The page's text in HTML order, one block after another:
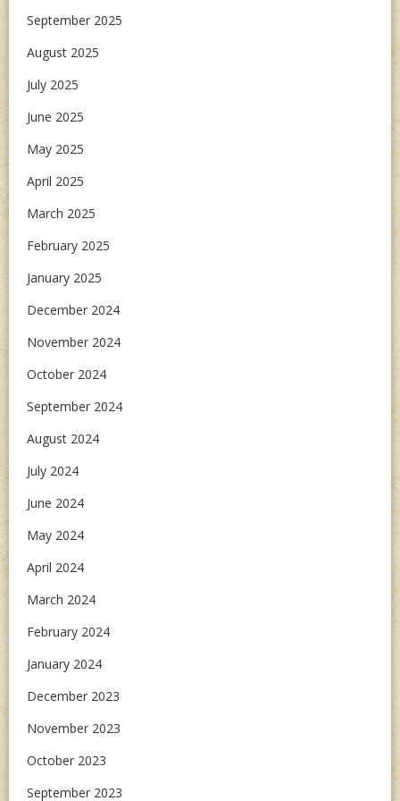
September 2025
August 2025
July 2025
June 2025
May 2025
April 2025
March 2025
February 2025
January 2025
December 2024
November 2024
October 2024
September 2024
August 2024
July 2024
June 2024
May 2024
April 2024
March 2024
February 2024
January 2024
December 2023
November 2023
October 2023
September 2023